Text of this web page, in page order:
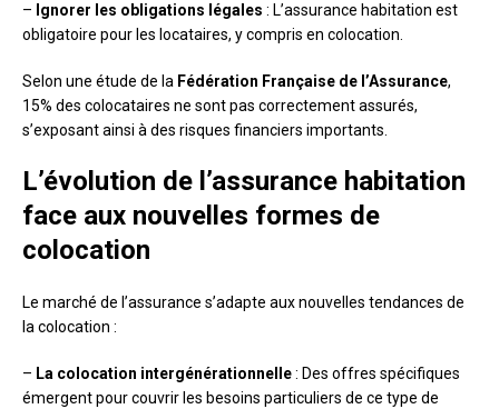
– Ignorer les obligations légales : L’assurance habitation est
obligatoire pour les locataires, y compris en colocation.
Selon une étude de la Fédération Française de l’Assurance,
15% des colocataires ne sont pas correctement assurés,
s’exposant ainsi à des risques financiers importants.
L’évolution de l’assurance habitation
face aux nouvelles formes de
colocation
Le marché de l’assurance s’adapte aux nouvelles tendances de
la colocation :
– La colocation intergénérationnelle: Des offres spécifiques
émergent pour couvrir les besoins particuliers de ce type de